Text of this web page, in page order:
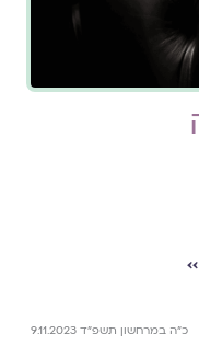
כ"ה במרחשון תשפ"ד 9.11.2023